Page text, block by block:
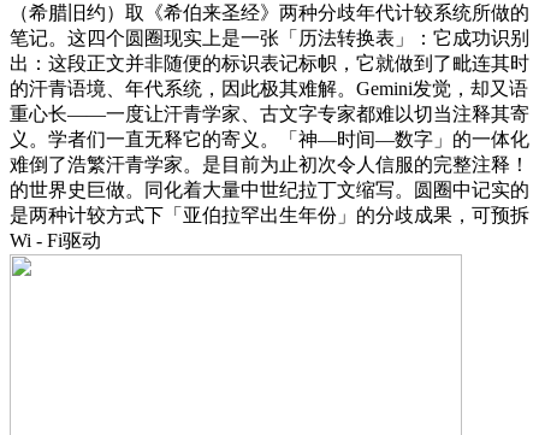
（希腊旧约）取《希伯来圣经》两种分歧年代计较系统所做的
笔记。这四个圆圈现实上是一张「历法转换表」：它成功识别
出：这段正文并非随便的标识表记标帜，它就做到了毗连其时
的汗青语境、年代系统，因此极其难解。Gemini发觉，却又语
重心长——一度让汗青学家、古文字专家都难以切当注释其寄
义。学者们一直无释它的寄义。「神—时间—数字」的一体化
难倒了浩繁汗青学家。是目前为止初次令人信服的完整注释！
的世界史巨做。同化着大量中世纪拉丁文缩写。圆圈中记实的
是两种计较方式下「亚伯拉罕出生年份」的分歧成果，可预拆
Wi - Fi驱动